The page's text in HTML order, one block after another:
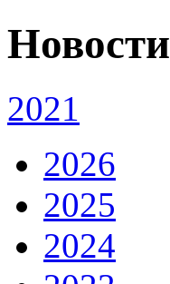
Новости
2021
2026
2025
2024